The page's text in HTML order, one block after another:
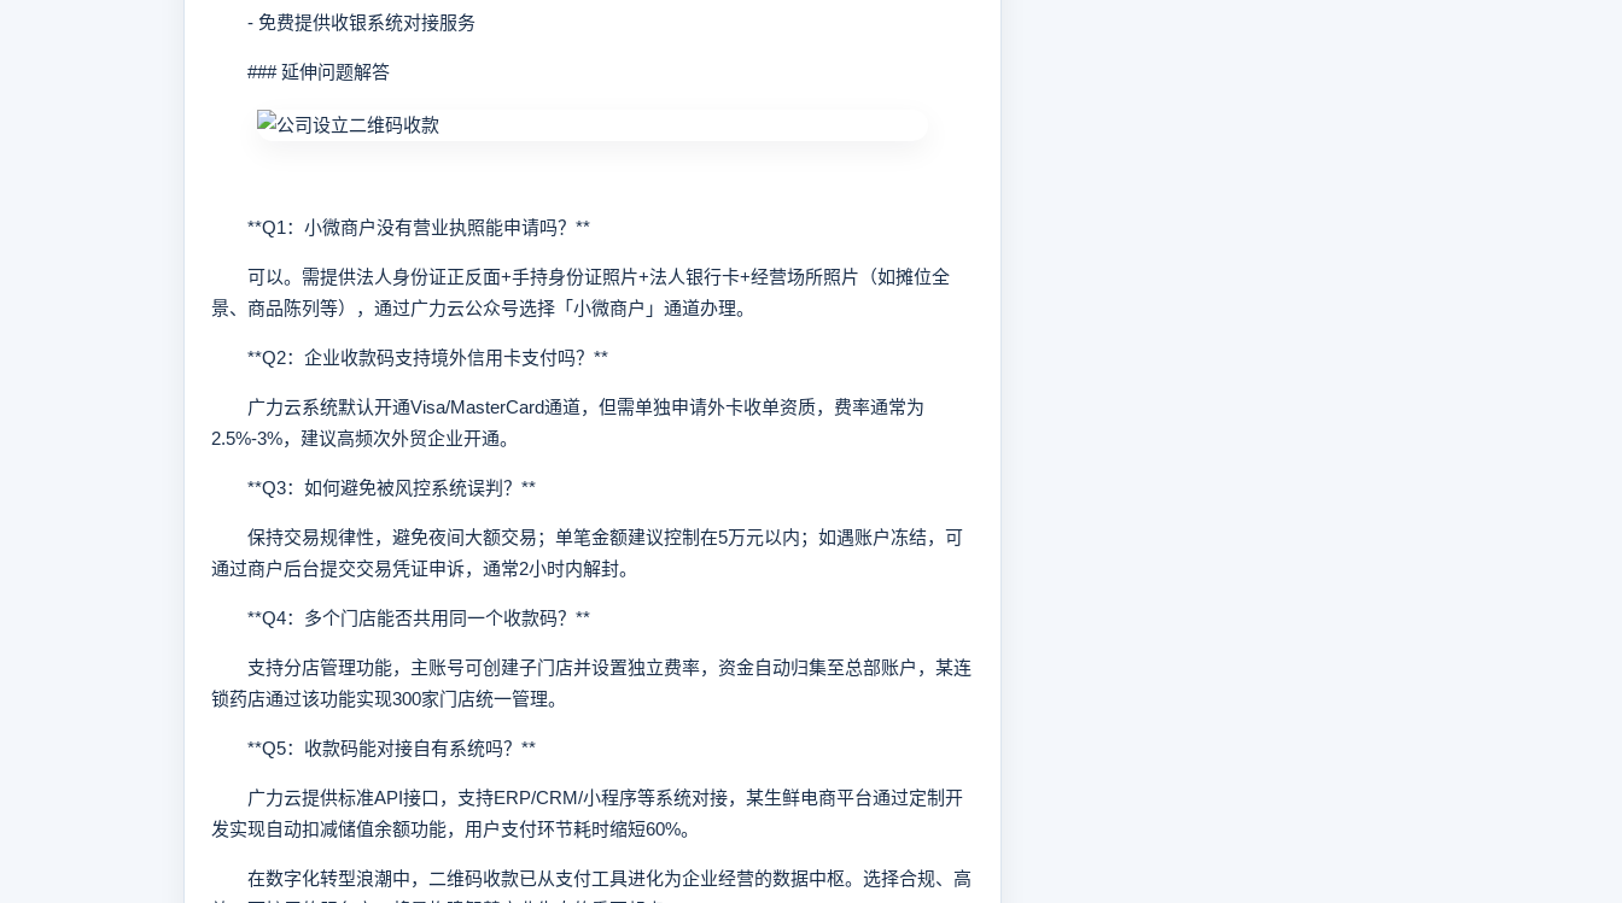
- 免费提供收银系统对接服务
### 延伸问题解答
**Q1：小微商户没有营业执照能申请吗？**
可以。需提供法人身份证正反面+手持身份证照片+法人银行卡+经营场所照片（如摊位全
景、商品陈列等），通过广力云公众号选择「小微商户」通道办理。
**Q2：企业收款码支持境外信用卡支付吗？**
广力云系统默认开通Visa/MasterCard通道，但需单独申请外卡收单资质，费率通常为
2.5%-3%，建议高频次外贸企业开通。
**Q3：如何避免被风控系统误判？**
保持交易规律性，避免夜间大额交易；单笔金额建议控制在5万元以内；如遇账户冻结，可
通过商户后台提交交易凭证申诉，通常2小时内解封。
**Q4：多个门店能否共用同一个收款码？**
支持分店管理功能，主账号可创建子门店并设置独立费率，资金自动归集至总部账户，某连
锁药店通过该功能实现300家门店统一管理。
**Q5：收款码能对接自有系统吗？**
广力云提供标准API接口，支持ERP/CRM/小程序等系统对接，某生鲜电商平台通过定制开
发实现自动扣减储值余额功能，用户支付环节耗时缩短60%。
在数字化转型浪潮中，二维码收款已从支付工具进化为企业经营的数据中枢。选择合规、高